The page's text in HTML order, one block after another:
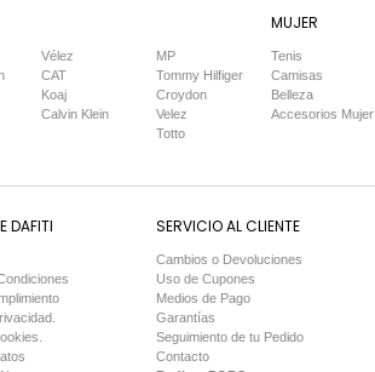
Vélez
CAT
Koaj
Calvin Klein
MP
Tommy Hilfiger
Croydon
Velez
Totto
MUJER
Tenis
Camisas
Belleza
Accesorios Mujer
DAFITI SERVICIO AL CLIENTE
Cambios o Devoluciones
Uso de Cupones
Medios de Pago
Garantías
Seguimiento de tu Pedido
Contacto